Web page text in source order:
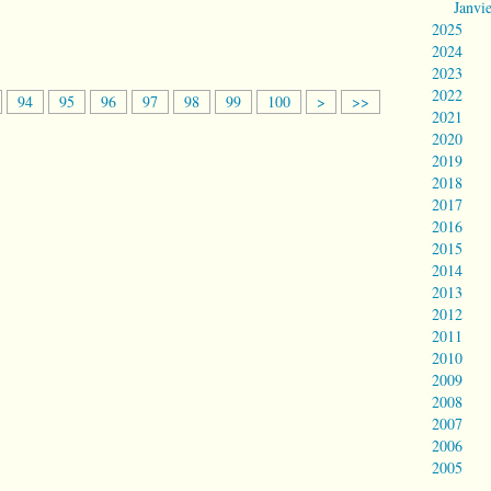
94 95 96 97 98 99 100
2
3
> >>
2025
2024
2023
2022
2021
2020
2019
2018
2017
2016
2015
2014
2013
2012
2011
2010
2009
2008
2007
2006
2005